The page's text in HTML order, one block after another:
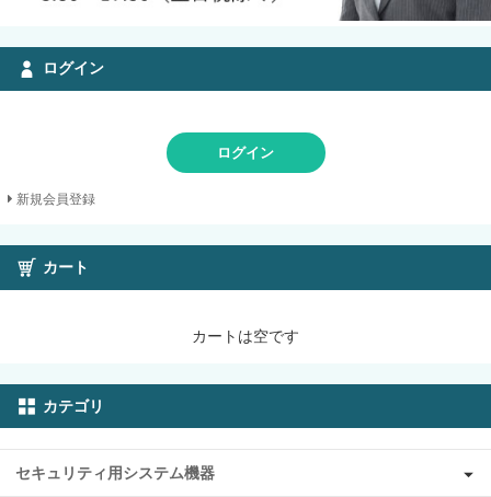
ログイン
ログイン
新規会員登録
カート
カートは空です
カテゴリ
セキュリティ用システム機器